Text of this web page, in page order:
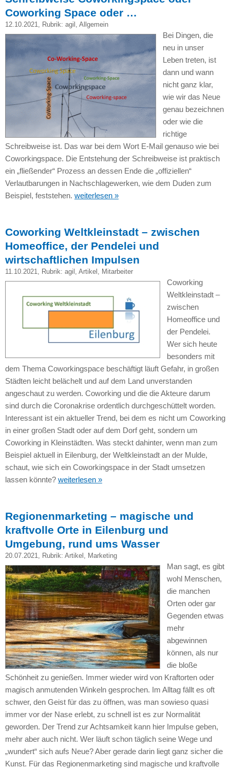
Coworking Space oder …
12.10.2021, Rubrik: agil , Allgemein
Bei Dingen, die
neu in unser
Leben treten, ist
dann und wann
nicht ganz klar,
wie wir das Neue
genau bezeichnen
oder wie die
richtige
Schreibweise ist. Das war bei dem Wort E-Mail genauso wie bei
Coworkingspace. Die Entstehung der Schreibweise ist praktisch
ein „fließender“ Prozess an dessen Ende die „offiziellen“
Verlautbarungen in Nachschlagewerken, wie dem Duden zum
Beispiel, feststehen. weiterlesen »
Coworking Weltkleinstadt – zwischen
Homeoffice, der Pendelei und
wirtschaftlichen Impulsen
11.10.2021, Rubrik: agil , Artikel , Mitarbeiter
Coworking
Weltkleinstadt –
zwischen
Homeoffice und
der Pendelei.
Wer sich heute
besonders mit
dem Thema Coworkingspace beschäftigt läuft Gefahr, in großen
Städten leicht belächelt und auf dem Land unverstanden
angeschaut zu werden. Coworking und die die Akteure darum
sind durch die Coronakrise ordentlich durchgeschüttelt worden.
Interessant ist ein aktueller Trend, bei dem es nicht um Coworking
in einer großen Stadt oder auf dem Dorf geht, sondern um
Coworking in Kleinstädten. Was steckt dahinter, wenn man zum
Beispiel aktuell in Eilenburg, der Weltkleinstadt an der Mulde,
schaut, wie sich ein Coworkingspace in der Stadt umsetzen
lassen könnte? weiterlesen »
Regionenmarketing – magische und
kraftvolle Orte in Eilenburg und
Umgebung, rund ums Wasser
20.07.2021, Rubrik: Artikel , Marketing
Man sagt, es gibt
wohl Menschen,
die manchen
Orten oder gar
Gegenden etwas
mehr
abgewinnen
können, als nur
die bloße
Schönheit zu genießen. Immer wieder wird von Kraftorten oder
magisch anmutenden Winkeln gesprochen. Im Alltag fällt es oft
schwer, den Geist für das zu öffnen, was man sowieso quasi
immer vor der Nase erlebt, zu schnell ist es zur Normalität
geworden. Der Trend zur Achtsamkeit kann hier Impulse geben,
mehr aber auch nicht. Wer läuft schon täglich seine Wege und
„wundert“ sich aufs Neue? Aber gerade darin liegt ganz sicher die
Kunst. Für das Regionenmarketing sind magische und kraftvolle